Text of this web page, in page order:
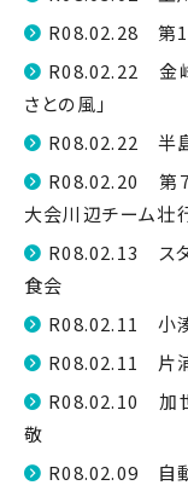
R08.02.28 第
R08.02.22 金
さとの風」
R08.02.22 半
R08.02.20 第
大会川辺チーム壮
R08.02.13 ス
食会
R08.02.11 小湊
R08.02.11 片
R08.02.10 加
敬
R08.02.09 自